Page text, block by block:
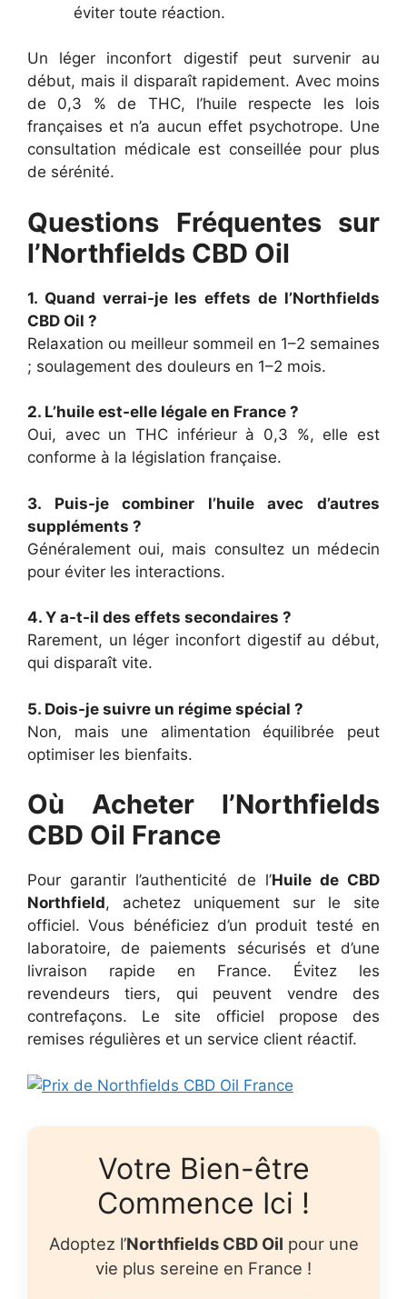
éviter toute réaction.
Un léger inconfort digestif peut survenir au
début, mais il disparaît rapidement. Avec moins
de 0,3 % de THC, l’huile respecte les lois
françaises et n’a aucun effet psychotrope. Une
consultation médicale est conseillée pour plus
de sérénité.
Questions Fréquentes sur
l’Northfields CBD Oil
1. Quand verrai-je les effets de l’Northfields
CBD Oil ?
Relaxation ou meilleur sommeil en 1–2 semaines
; soulagement des douleurs en 1–2 mois.
2. L’huile est-elle légale en France ?
Oui, avec un THC inférieur à 0,3 %, elle est
conforme à la législation française.
3. Puis-je combiner l’huile avec d’autres
suppléments ?
Généralement oui, mais consultez un médecin
pour éviter les interactions.
4. Y a-t-il des effets secondaires ?
Rarement, un léger inconfort digestif au début,
qui disparaît vite.
5. Dois-je suivre un régime spécial ?
Non, mais une alimentation équilibrée peut
optimiser les bienfaits.
Où Acheter l’Northfields
CBD Oil France
Pour garantir l’authenticité de l’Huile de CBD
Northfield, achetez uniquement sur le site
officiel. Vous bénéficiez d’un produit testé en
laboratoire, de paiements sécurisés et d’une
livraison rapide en France. Évitez les
revendeurs tiers, qui peuvent vendre des
contrefaçons. Le site officiel propose des
remises régulières et un service client réactif.
Votre Bien-être
Commence Ici !
Adoptez l’Northfields CBD Oil pour une
vie plus sereine en France !